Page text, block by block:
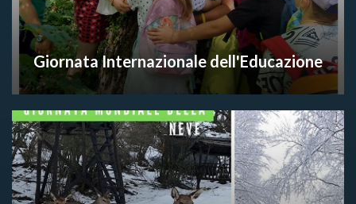
Giornata Internazionale dell'Educazione